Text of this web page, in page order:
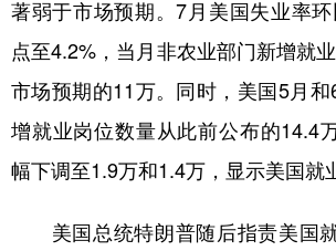
Español Français
Русский язык 日本語
Deutsch Português
著弱于市场预期。7月美国失业率
点至4.2%，当月非农业部门新增就
市场预期的11万。同时，美国5月
增就业岗位数量从此前公布的14.4
幅下调至1.9万和1.4万，显示美国就
美国总统特朗普随后指责美国